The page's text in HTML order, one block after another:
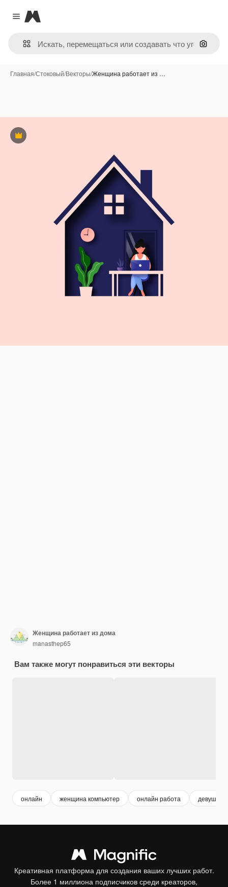
Close menu
Magnific
Поиск
Главная/Стоковый/Векторы/Женщина работает из …
Премиум
Женщина работает из дома
manasthep65
Вам также могут понравиться эти векторы
онлайн женщина компьютер онлайн работа девушка
Креативная платформа для создания ваших лучших работ.
Более 1 миллиона подписчиков среди креаторов,